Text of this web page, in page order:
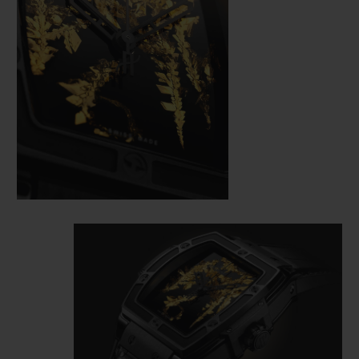
gasförmigen Gemisch, bevor sie sich bei
sinkender Temperatur miteinander
verzahnen und eine offene, ziselierte
Struktur bilden. Tausende von kleinen
Kristallen fügen sich zu einer Architektur
zusammen, die zufallsbedingt, einmalig
perfektesten Kristalle werden dann
sorgfältig ausgewählt, wobei nicht mehr als
20 Prozent der produzierten Kristalle
genügen den hohen Qualitätsstandards.
Spirit of Big Bang Gold Crystal
Die Spirit of Big Bang ist eine Uhr in
Tonneau-Form, übernimmt dabei aber
wesentliche Designcodes der ikonischen
Big Bang: die 6 H-förmigen Schrauben auf
Verzierung sowie die Sandwich-
Konstruktion. Um einen perfekten Kontrast
zum Gold der Kristalle zu schaffen, ist das
Gehäuse der Spirit of Big Bang Cristal d'Or